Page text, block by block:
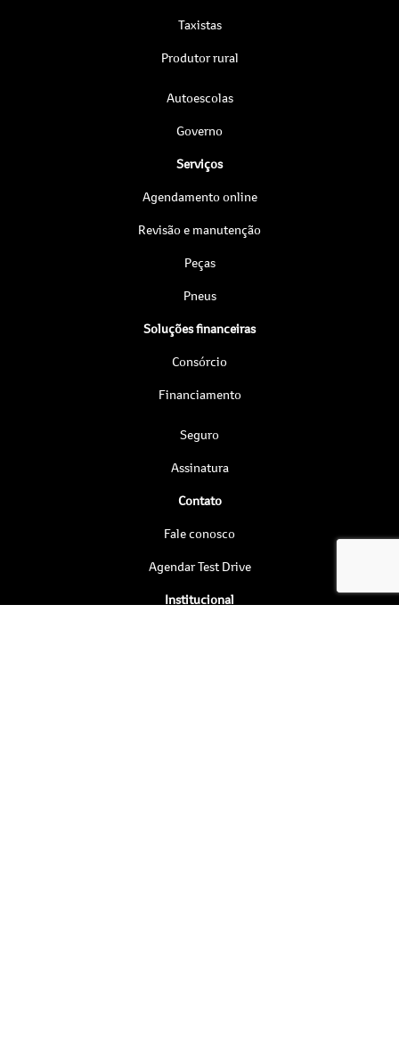
Taxistas
Produtor rural
Autoescolas
Governo
Serviços
Agendamento online
Revisão e manutenção
Peças
Pneus
Soluções financeiras
Consórcio
Financiamento
Seguro
Assinatura
Contato
Fale conosco
Agendar Test Drive
Institucional